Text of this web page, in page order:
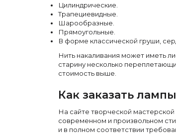
Сантехника и инженерия
Дизайнерские ванны
Подбор, производство и комплектация по вашему дизайн-
Отделка и ремонт
Акустические панели
Биоклиматические перголы
Изделия из натурального мрамора и камня
Цилиндрические.
Трапециевидные.
Шарообразные.
Прямоугольные.
В форме классической груши,
Нить накаливания может иметь
старину несколько
стоимость выше.
Как заказать
На сайте творческой
современном и произвольном
и в полном соответствии